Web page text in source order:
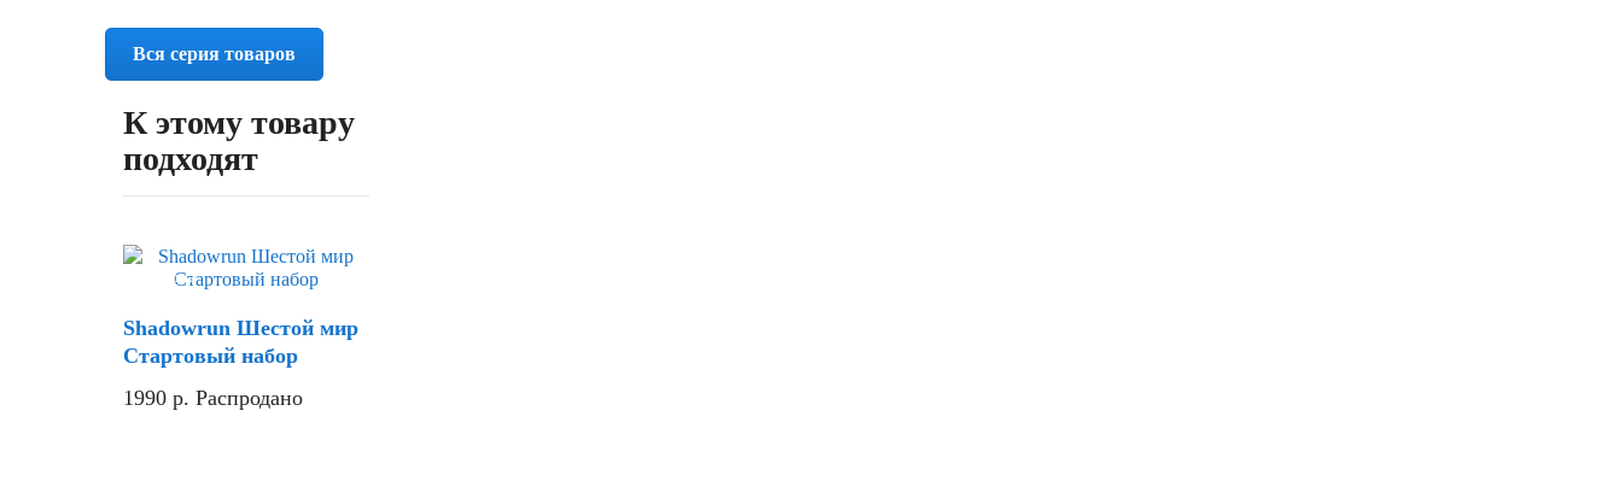
Вся серия товаров
К этому товару
подходят
Скидка
Shadowrun Шестой мир
Стартовый набор
1990 р. Распродано